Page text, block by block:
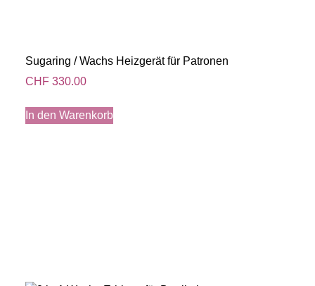
Sugaring / Wachs Heizgerät für Patronen
CHF 330.00
In den Warenkorb